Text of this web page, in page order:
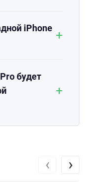
iPhone +
будет
+
‹ ›